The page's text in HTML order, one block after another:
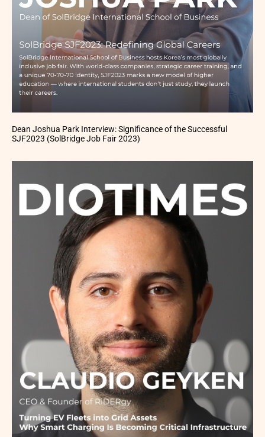
Dean Joshua Park Interview: Significance of the Successful
SJF2023 (SolBridge Job Fair 2023)